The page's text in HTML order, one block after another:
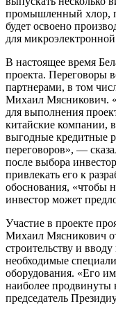
промышленный хлор,
будет освоено
для
В настоящее время
проекта. Переговоры
партнерами, в том
Михаил Мясникович.
для выполнения
китайские компании,
выгодные кредитные
переговоров», —
после выбора
привлекать его к
обоснования, «чтобы
инвестор может
Участие в проекте
Михаил Мясникович
строительству и
необходимые
оборудования. «Его
наиболее
председатель